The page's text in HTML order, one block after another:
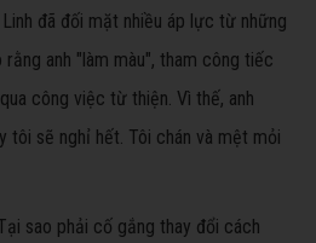
Linh đã đối mặt nhiều áp lực từ những
anh "làm màu", tham công tiếc
công việc từ thiện. Vì thế, anh
tôi sẽ nghỉ hết. Tôi chán và mệt mỏi
sao phải cố gắng thay đổi cách